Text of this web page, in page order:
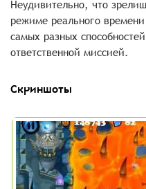
Неудивительно, что
режиме реального
самых разных
ответственной миссией.
Скриншоты